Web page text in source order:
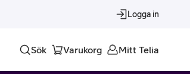
Logga in
Sök Varukorg Mitt Telia